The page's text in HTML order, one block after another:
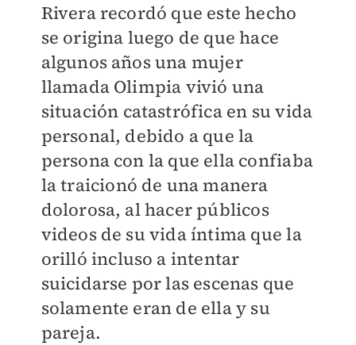
Rivera recordó que este hecho
se origina luego de que hace
algunos años una mujer
llamada Olimpia vivió una
situación catastrófica en su vida
personal, debido a que la
persona con la que ella confiaba
la traicionó de una manera
dolorosa, al hacer públicos
videos de su vida íntima que la
orilló incluso a intentar
suicidarse por las escenas que
solamente eran de ella y su
pareja.